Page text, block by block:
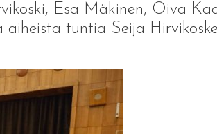
Esa Mäkinen, Oiva
tuntia Seija